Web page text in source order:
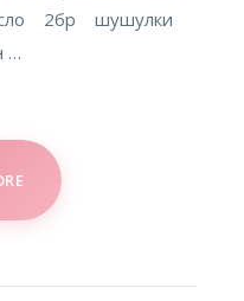
2бр шушулки
…